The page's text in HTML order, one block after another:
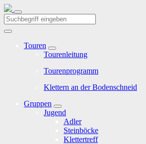
Touren
Tourenleitung
Tourenprogramm
Klettern an der Bodenschneid
Gruppen
Jugend
Adler
Steinböcke
Klettertreff